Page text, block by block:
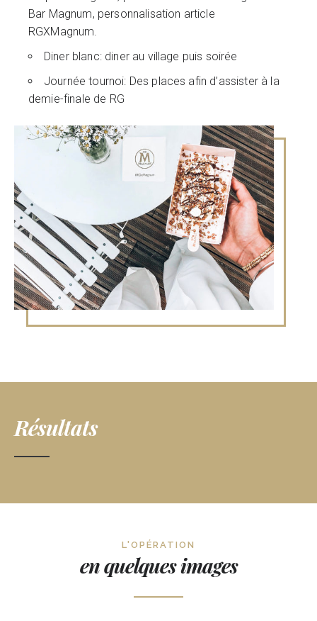
Bar Magnum, personnalisation article
RGXMagnum.
Diner blanc: diner au village puis soirée
Journée tournoi: Des places afin d’assister à la
demie-finale de RG
Résultats
L'OPÉRATION
en quelques images